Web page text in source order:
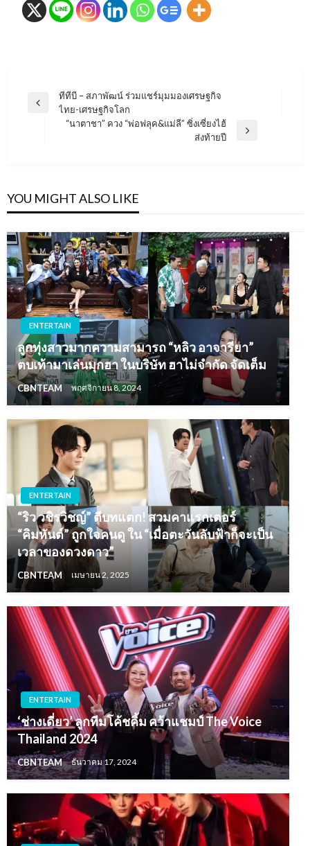
แนะแนว
Previous
ทีทีบี – สภาพัฒน์ ร่วมแชร์มุมมองเศรษฐกิจ
ไทย-เศรษฐกิจโลก
“นาตาชา” ควง “พ่อฟลุค&แม่ลี” ซิ่งเซี่ยงไฮ้
ส่งท้ายปี
YOU MIGHT ALSO LIKE
ENTERTAIN
ลูกทุ่งสาวมากความสามารถ “หลิว อาจารียา”
ตบเท้ามาเล่นมุกฮา ในบริษัท ฮาไม่จำกัด จัดเต็ม
CBNTEAM พฤศจิกายน 8, 2024
ENTERTAIN
“ริว วชิรวิชญ์” ตีบทแตก! สวมคาแรกเตอร์
“คิมหันต์” ถูกใจคนดู ใน “เมื่อตะวันลับฟ้าก็จะเป็น
เวลาของดวงดาว”
CBNTEAM เมษายน 2, 2025
ENTERTAIN
‘ช่างเดี่ยว’ ลูกทีมโค้ชคิ้ม คว้าแชมป์ The Voice
Thailand 2024
CBNTEAM ธันวาคม 17, 2024